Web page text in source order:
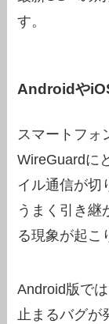
す。
Androidや
スマートフォ
WireGuardに
イル通信が切
うまく引き継
る現象が起こ
Android版で
止まるバグが